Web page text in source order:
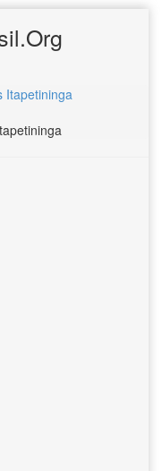
Itapetininga